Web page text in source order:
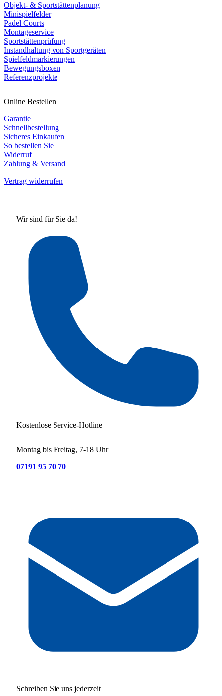
Objekt- & Sportstättenplanung
Minispielfelder
Padel Courts
Montageservice
Sportstättenprüfung
Instandhaltung von Sportgeräten
Spielfeldmarkierungen
Bewegungsboxen
Referenzprojekte
Online Bestellen
Garantie
Schnellbestellung
Sicheres Einkaufen
So bestellen Sie
Widerruf
Zahlung & Versand
Vertrag widerrufen
Wir sind für Sie da!
Kostenlose Service-Hotline
Montag bis Freitag, 7-18 Uhr
07191 95 70 70
Schreiben Sie uns jederzeit